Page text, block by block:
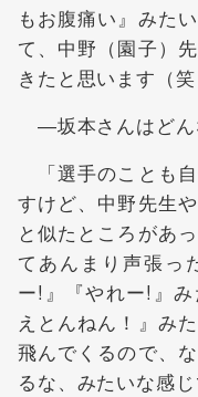
もお腹痛い』みた
て、中野（園子）
きたと思います（笑
―坂本さんはどん
「選手のことも
すけど、中野先生
と似たところがあ
てあんまり声張っ
ー!』『やれー!』
えとんねん！』み
飛んでくるので、
るな、みたいな感じ